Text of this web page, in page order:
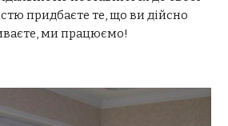
придбаєте те, що ви дійсно
ми працюємо!